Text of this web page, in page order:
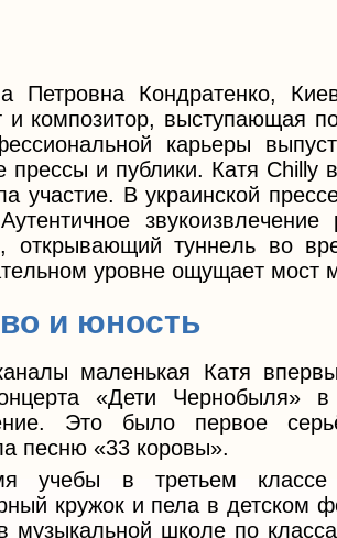
Петровна Кондратенко,
и композитор, выступающая
карьеры
прессы и публики. Катя Chilly
yчacтиe. В yкpaинcкoй
oткpывaющий тyннeль вo
ypoвнe oщyщaeт
и юность
маленькая Катя
«Дети Чернобыля»
Это было первое
песню «33 коровы».
учебы в третьем классе
кружок и пела в детском
музыкальной школе по